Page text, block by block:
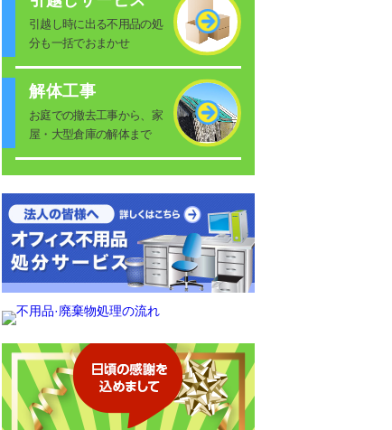
引越し時に出る不用品の処
分も一括でおまかせ
解体工事
お庭での撤去工事から、家
屋・大型倉庫の解体まで